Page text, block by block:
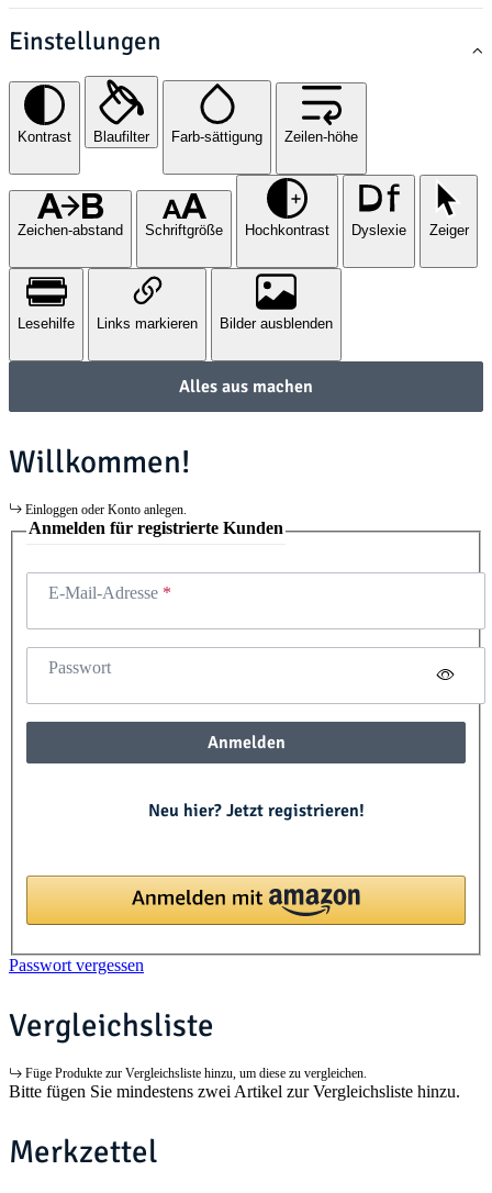
Einstellungen
Kontrast Blaufilter Farb-sättigung Zeilen-höhe
Zeichen-abstand Schriftgröße Hochkontrast Dyslexie Zeiger
Lesehilfe Links markieren Bilder ausblenden
Alles aus machen
Willkommen!
Einloggen oder Konto anlegen.
Anmelden für registrierte Kunden
E-Mail-Adresse
Passwort
Anmelden
Neu hier? Jetzt registrieren!
Passwort vergessen
Vergleichsliste
Füge Produkte zur Vergleichsliste hinzu, um diese zu vergleichen.
Bitte fügen Sie mindestens zwei Artikel zur Vergleichsliste hinzu.
Merkzettel